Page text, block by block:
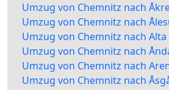
Umzug von Chemnitz nach
Umzug von Chemnitz nach
Umzug von Chemnitz nach Alta
Umzug von Chemnitz nach
Umzug von Chemnitz nach
Umzug von Chemnitz nach